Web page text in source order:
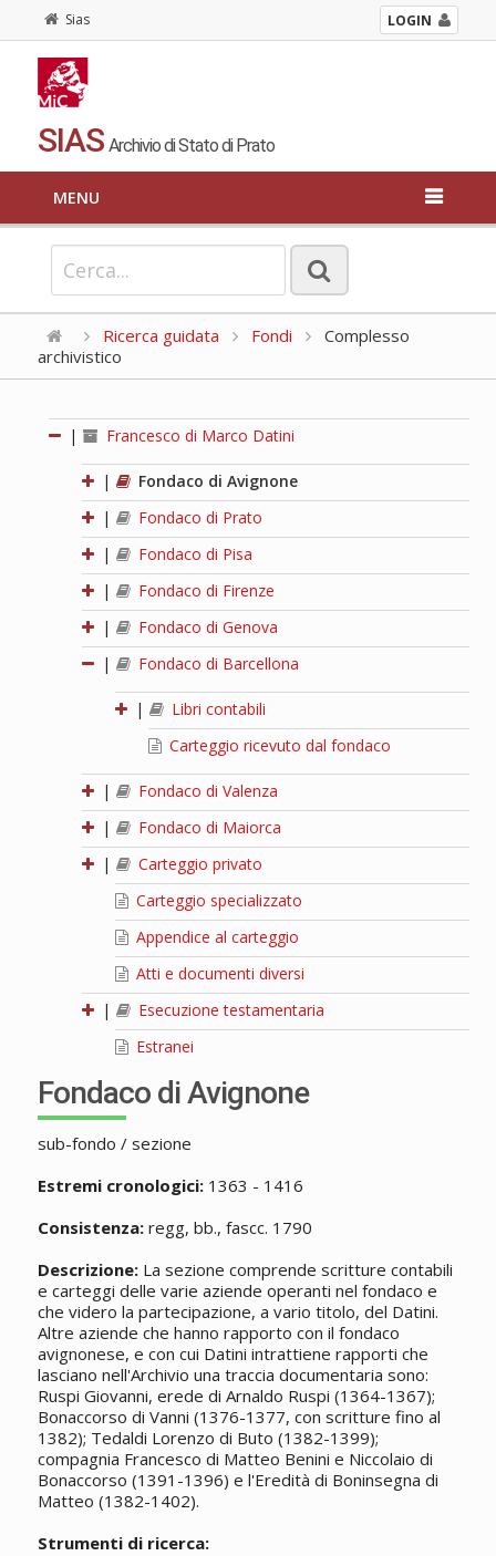
Sias LOGIN
SIAS Archivio di Stato di Prato
MENU
Ricerca guidata Fondi
Complesso
archivistico
| Francesco di Marco Datini
|
Fondaco di Avignone
|
Fondaco di Prato
|
Fondaco di Pisa
|
Fondaco di Firenze
|
Fondaco di Genova
|
Fondaco di Barcellona
|
Libri contabili
Carteggio ricevuto dal fondaco
|
Fondaco di Valenza
|
Fondaco di Maiorca
|
Carteggio privato
Carteggio specializzato
Appendice al carteggio
Atti e documenti diversi
|
Esecuzione testamentaria
Estranei
Fondaco di Avignone
sub-fondo / sezione
Estremi cronologici:1363 - 1416
Consistenza:regg, bb., fascc. 1790
Descrizione:La sezione comprende scritture contabili
e carteggi delle varie aziende operanti nel fondaco e
che videro la partecipazione, a vario titolo, del Datini.
Altre aziende che hanno rapporto con il fondaco
avignonese, e con cui Datini intrattiene rapporti che
lasciano nell'Archivio una traccia documentaria sono:
Ruspi Giovanni, erede di Arnaldo Ruspi (1364-1367);
Bonaccorso di Vanni (1376-1377, con scritture fino al
1382); Tedaldi Lorenzo di Buto (1382-1399);
compagnia Francesco di Matteo Benini e Niccolaio di
Bonaccorso (1391-1396) e l'Eredità di Boninsegna di
Matteo (1382-1402).
Strumenti di ricerca: